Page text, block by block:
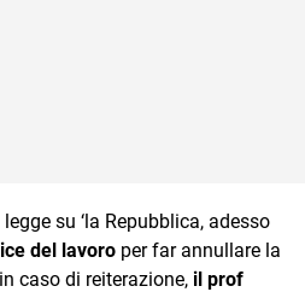
su ‘la Repubblica, adesso
del lavoro per far annullare la
caso di reiterazione, il prof